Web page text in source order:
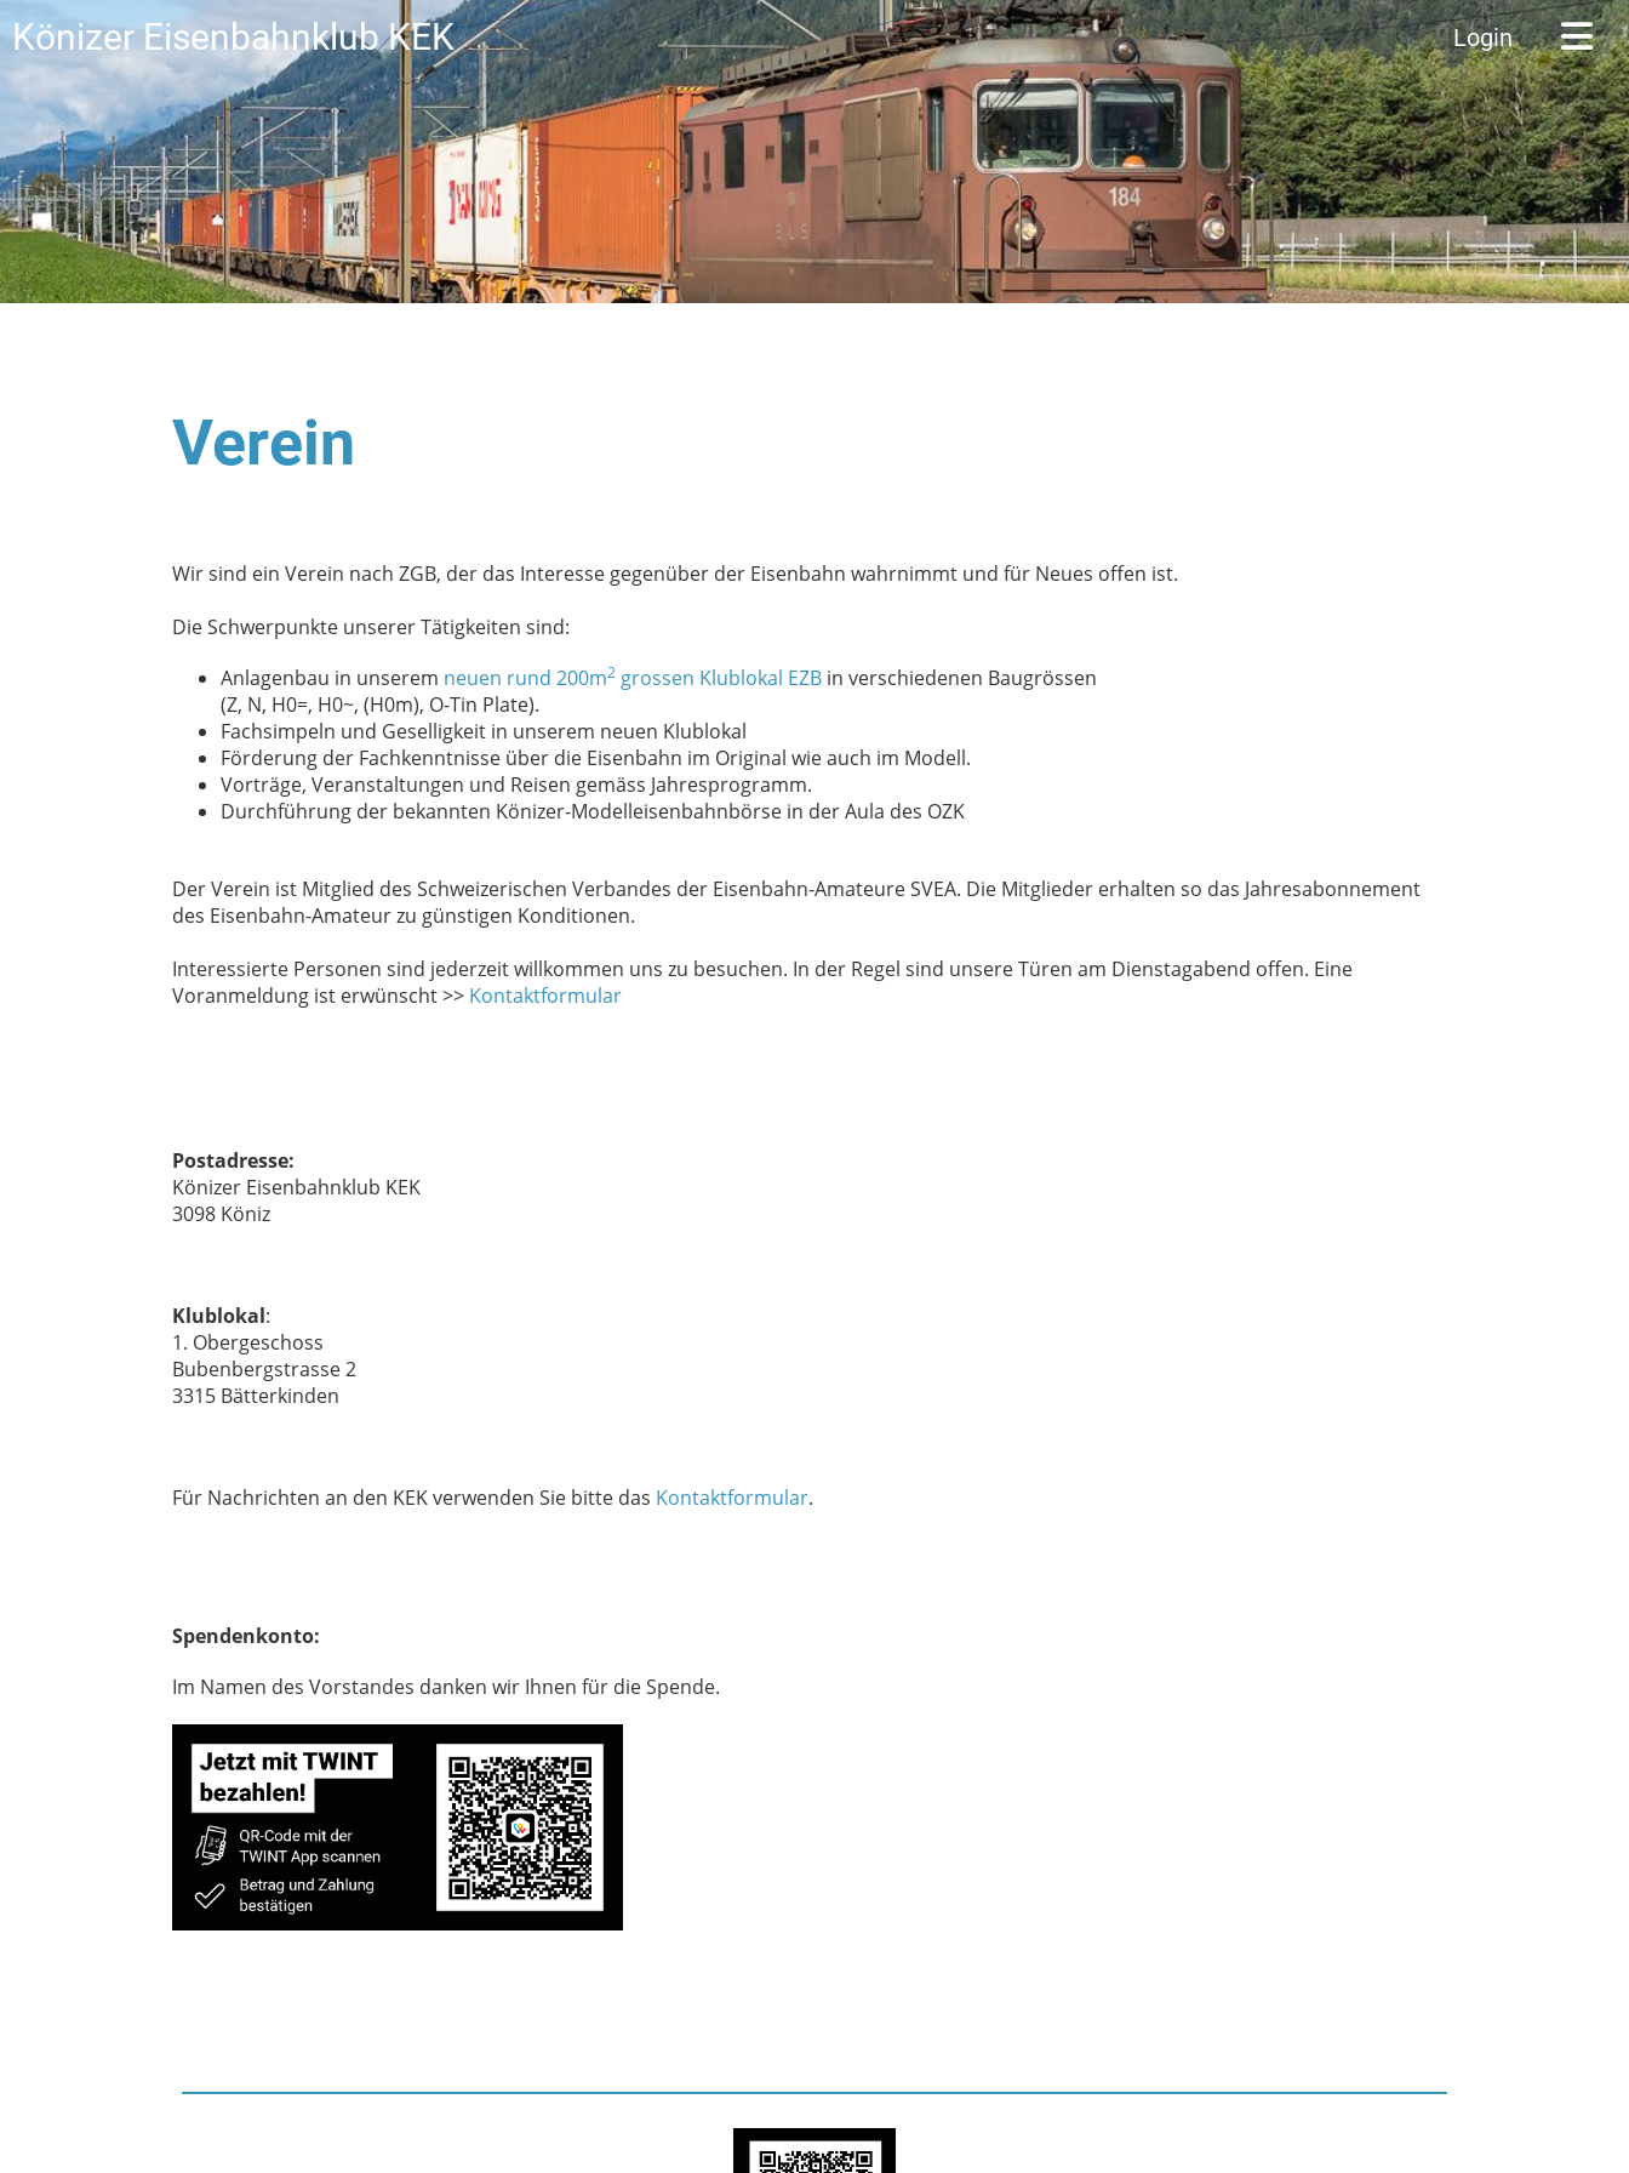
Könizer Eisenbahnklub KEK Login
Verein
Wir sind ein Verein nach ZGB, der das Interesse gegenüber der Eisenbahn wahrnimmt und für Neues offen ist.
Die Schwerpunkte unserer Tätigkeiten sind:
Anlagenbau in unserem neuen rund 200m2 grossen Klublokal EZB in verschiedenen Baugrössen
(Z, N, H0=, H0~, (H0m), O-Tin Plate).
Fachsimpeln und Geselligkeit in unserem neuen Klublokal
Förderung der Fachkenntnisse über die Eisenbahn im Original wie auch im Modell.
Vorträge, Veranstaltungen und Reisen gemäss Jahresprogramm.
Durchführung der bekannten Könizer-Modelleisenbahnbörse in der Aula des OZK
Der Verein ist Mitglied des Schweizerischen Verbandes der Eisenbahn-Amateure SVEA. Die Mitglieder erhalten so das Jahresabonnement
des Eisenbahn-Amateur zu günstigen Konditionen.
Interessierte Personen sind jederzeit willkommen uns zu besuchen. In der Regel sind unsere Türen am Dienstagabend offen. Eine
Voranmeldung ist erwünscht >> Kontaktformular
Postadresse:
Könizer Eisenbahnklub KEK
3098 Köniz
Klublokal:
1. Obergeschoss
Bubenbergstrasse 2
3315 Bätterkinden
Für Nachrichten an den KEK verwenden Sie bitte das Kontaktformular.
Spendenkonto:
Im Namen des Vorstandes danken wir Ihnen für die Spende.